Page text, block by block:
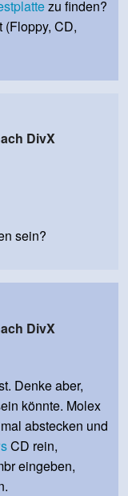
zu finden?
(Floppy, CD,
DivX
sein?
DivX
Denke aber,
könnte. Molex
abstecken und
CD rein,
eingeben,